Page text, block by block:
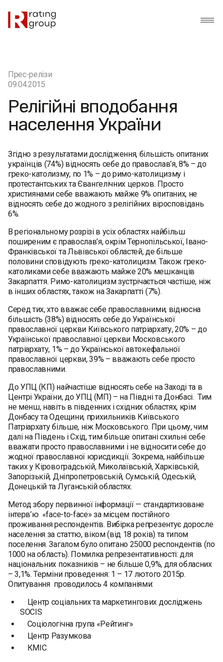
Прес-релізи
09.04.2015
Релігійні вподобання
населення України
Згідно з результатами дослідження, більшість опитаних
українців (74%) відносять себе до православ’я, 8% – до
греко-католизму, по 1% – до римо-католицизму і
протестантських та Євангелічних церков. Просто
християнами себе вважають майже 9% опитаних, не
відносять себе до жодного з релігійних віросповідань
6%.
В регіональному розрізі в усіх областях найбільш
поширеним є православ’я, окрім Тернопільської, Івано-
Франківської та Львівської областей, де більше
половини сповідують греко-католицизм. Також греко-
католиками себе вважають майже 20% мешканців
Закарпаття. Римо-католицизм зустрічається частіше, ніж
в інших областях, також на Закарпатті (7%).
Серед тих, хто вважає себе православними, відносна
більшість (38%) відносять себе до Української
православної церкви Київського патріархату, 20% – до
Української православної церкви Московського
патріархату, 1% – до Української автокефальної
православної церкви, 39% – вважають себе просто
православними.
До УПЦ (КП) найчастіше відносять себе на Заході та в
Центрі України, до УПЦ (МП) – на Півдні та Донбасі. Тим
не менш, навіть в південних і східних областях, крім
Донбасу та Одещини, прихильників Київського
Патріархату більше, ніж Московського. При цьому, чим
далі на Південь і Схід, тим більше опитані схильні себе
вважати просто православними і не відносити себе до
жодної православної юрисдикції. Зокрема, найбільше
таких у Кіровоградській, Миколаївській, Харківській,
Запорізькій, Дніпропетровській, Сумській, Одеській,
Донецькій та Луганській областях.
Метод збору первинної інформації — стандартизоване
інтерв’ю «face-to-face» за місцем постійного
проживання респондентів. Вибірка репрезентує доросле
населення за статтю, віком (від 18 років) та типом
поселення. Загалом було опитано 25000 респондентів (по
1000 на область). Помилка репрезентативності: для
національних показників – не більше 0,9%, для обласних
– 3,1%. Терміни проведення: 1 – 17 лютого 2015р.
Опитування проводилось 4 компаніями:
Центр соціальних та маркетингових досліджень
SOCIS
Соціологічна група «Рейтинг»
Центр Разумкова
КМІС